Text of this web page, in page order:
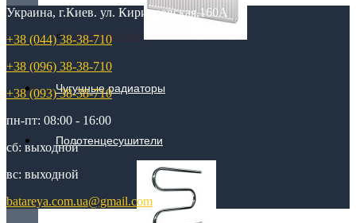
Профильные
Чугунные радиаторы
Полотенцесушители
Украина, г.Киев. ул. Кирилловская,160А
+38 (044) 38-38-710
+38 (096) 38-38-710
+38 (093) 38-38-710
пн-пт: 08:00 - 16:00
сб: выходной
вс: выходной
batareya.com.ua@gmail.com